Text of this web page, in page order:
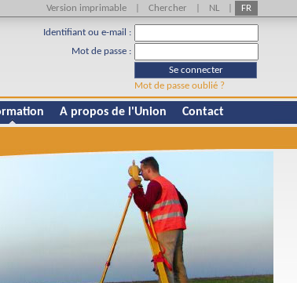
Identifiant ou e-mail :
Mot de passe :
Se connecter
Mot de passe oublié ?
A propos de l'Union Contact
NL FR
Version imprimable Chercher